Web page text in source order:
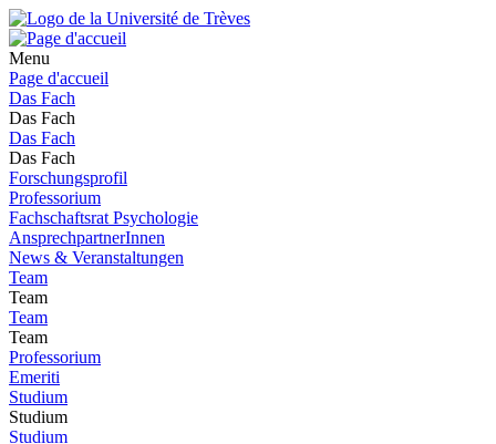
Menu
Page d'accueil
Das Fach
Das Fach
Das Fach
Das Fach
Forschungsprofil
Professorium
Fachschaftsrat Psychologie
AnsprechpartnerInnen
News & Veranstaltungen
Team
Team
Team
Team
Professorium
Emeriti
Studium
Studium
Studium